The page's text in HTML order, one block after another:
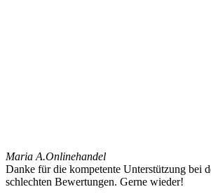
Maria A.Onlinehandel
Danke für die kompetente Unterstützung bei
schlechten Bewertungen. Gerne wieder!